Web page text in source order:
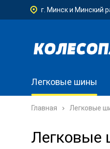
г. Минск и Минский
Легковые шины
Главная Легковые
Легковые